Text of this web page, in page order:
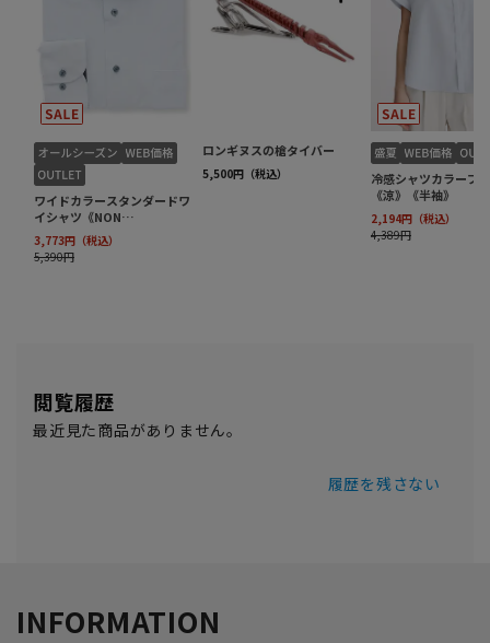
閲覧履歴
最近見た商品がありません。
履歴を残さない
INFORMATION